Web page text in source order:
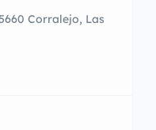
Corralejo, Las